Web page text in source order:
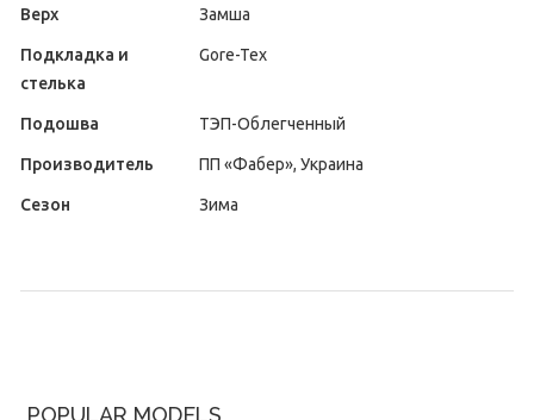
Верх Замша
Подкладка и
стелька
Gore-Tex
Подошва ТЭП-Облегченный
Производитель ПП «Фабер», Украина
Сезон Зима
POPULAR MODELS